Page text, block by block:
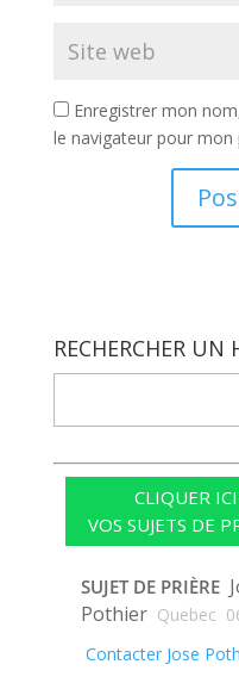
Enregistrer mon
le navigateur pour
RECHERCHER
CLIQUER
VOS SUJETS DE
SUJET DE PRIÈRE
Pothier Quebec
Contacter Jose